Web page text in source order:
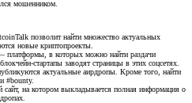
мошенником.
позволит найти множество актуальных
новые криптопроекты.
в которых можно найти раздачи
стартапы заводят страницы в этих соцсетях.
актуальные аирдропы. Кроме того, найти
#bounty.
на котором выкладывается полная информация о